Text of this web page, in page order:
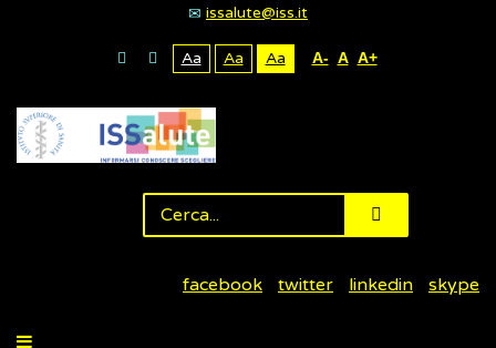
issalute@iss.it
Aa Aa Aa A- A A+
facebook twitter linkedin skype